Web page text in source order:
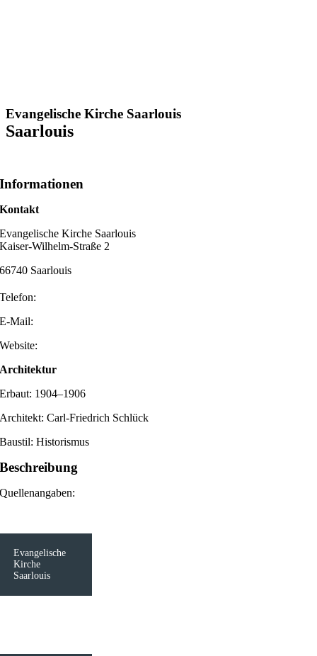
Evangelische Kirche Saarlouis
Saarlouis
Informationen
Kontakt
Evangelische Kirche Saarlouis
Kaiser-Wilhelm-Straße 2
66740 Saarlouis
Telefon:
E-Mail:
Website:
Architektur
Erbaut: 1904–1906
Architekt: Carl-Friedrich Schlück
Baustil: Historismus
Beschreibung
Quellenangaben:
Evangelische
Kirche
Saarlouis